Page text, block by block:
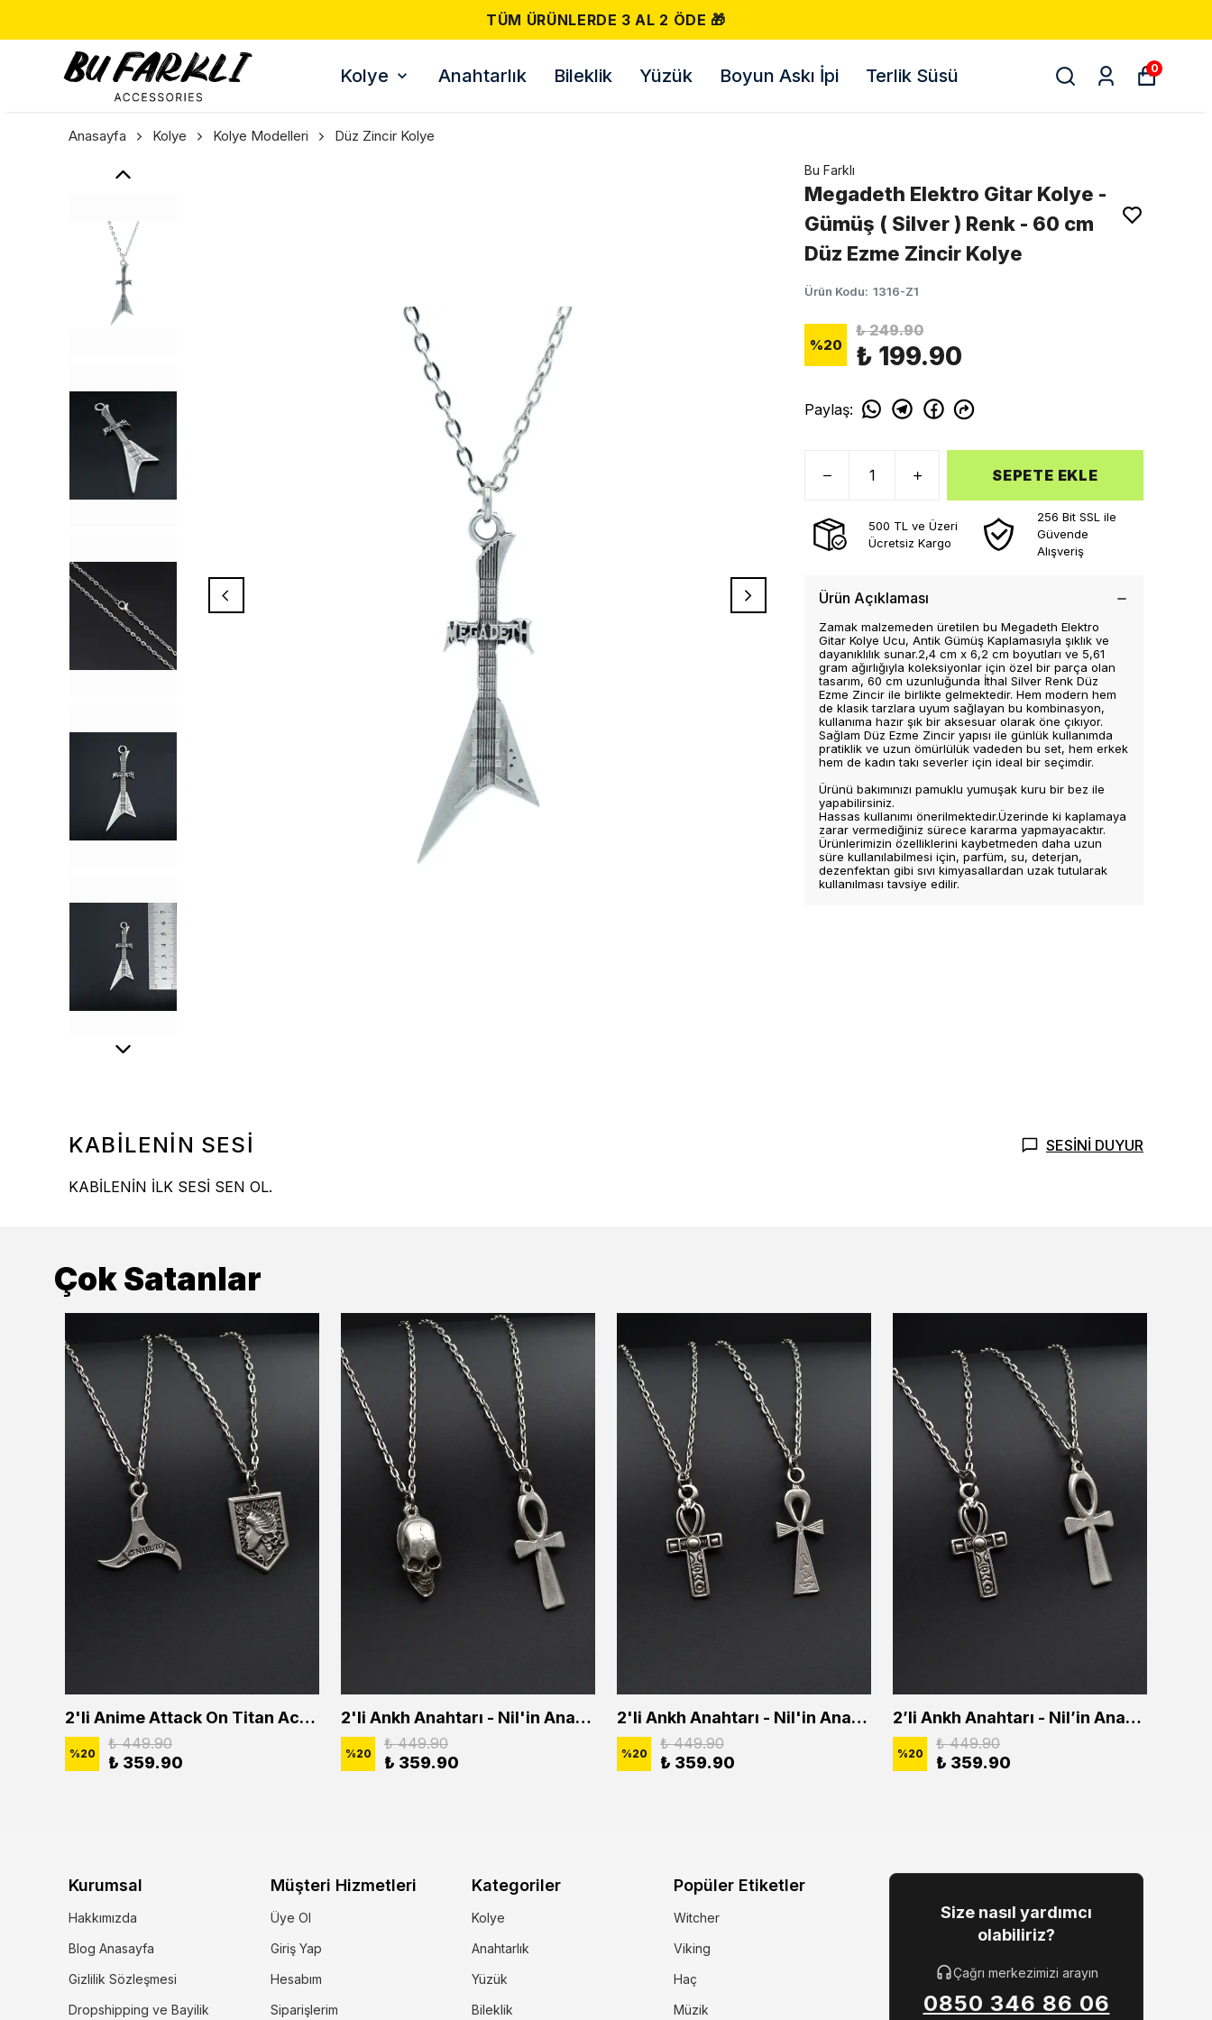
500 TL VE ÜZERI ÜCRETSIZ KARGO! 📦
Kolye Anahtarlık Bileklik Yüzük Boyun Askı İpi Terlik Süsü 0
Anasayfa Kolye Kolye Modelleri Düz Zincir Kolye
Bu Farklı
Megadeth Elektro Gitar Kolye -
Gümüş ( Silver ) Renk - 60 cm
Düz Ezme Zincir Kolye
Ürün Kodu: 1316-Z1
%20
₺ 249.90
₺ 199.90
Paylaş:
SEPETE EKLE
500 TL ve Üzeri
Ücretsiz Kargo
256 Bit SSL ile
Güvende
Alışveriş
Ürün Açıklaması
Zamak malzemeden üretilen bu Megadeth Elektro
Gitar Kolye Ucu, Antik Gümüş Kaplamasıyla şıklık ve
dayanıklılık sunar.2,4 cm x 6,2 cm boyutları ve 5,61
gram ağırlığıyla koleksiyonlar için özel bir parça olan
tasarım, 60 cm uzunluğunda İthal Silver Renk Düz
Ezme Zincir ile birlikte gelmektedir. Hem modern hem
de klasik tarzlara uyum sağlayan bu kombinasyon,
kullanıma hazır şık bir aksesuar olarak öne çıkıyor.
Sağlam Düz Ezme Zincir yapısı ile günlük kullanımda
pratiklik ve uzun ömürlülük vadeden bu set, hem erkek
hem de kadın takı severler için ideal bir seçimdir.
Ürünü bakımınızı pamuklu yumuşak kuru bir bez ile
yapabilirsiniz.
Hassas kullanımı önerilmektedir.Üzerinde ki kaplamaya
zarar vermediğiniz sürece kararma yapmayacaktır.
Ürünlerimizin özelliklerini kaybetmeden daha uzun
süre kullanılabilmesi için, parfüm, su, deterjan,
dezenfektan gibi sıvı kimyasallardan uzak tutularak
kullanılması tavsiye edilir.
KABİLENİN SESİ SESİNİ DUYUR
KABİLENİN İLK SESİ SEN OL.
Çok Satanlar
2'li Anime Attack On Titan Acrylic Maria Anime Naruto Erkek Kadın Kolye Seti
%20
₺ 449.90
₺ 359.90
2'li Ankh Anahtarı - Nil'in Anahtarı - Kuru Kafa Erkek Kadın Kolye Seti
%20
₺ 449.90
₺ 359.90
2'li Ankh Anahtarı - Nil'in Anahtarı Erkek Kadın Kolye Seti
%20
₺ 449.90
₺ 359.90
2’li Ankh Anahtarı - Nil’in Anahtarı Erkek Kadın Kolye Seti
%20
₺ 449.90
₺ 359.90
Kurumsal
Hakkımızda
Blog Anasayfa
Gizlilik Sözleşmesi
Dropshipping ve Bayilik
Müşteri Hizmetleri
Üye Ol
Giriş Yap
Hesabım
Siparişlerim
Kategoriler
Kolye
Anahtarlık
Yüzük
Bileklik
Popüler Etiketler
Witcher
Viking
Haç
Müzik
Size nasıl yardımcı
olabiliriz?
Çağrı merkezimizi arayın
0850 346 86 06